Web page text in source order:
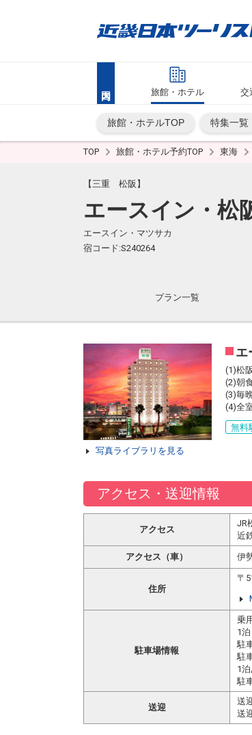
旅館・ホテル 交
旅館・ホテルTOP 特集一覧
TOP 旅館・ホテル予約TOP 東海
【三重 松阪】
エースイン・松
エースイン・マツサカ
宿コード:S240264
プラン一覧
写真ライブラリを見る
エ
(1)松
(2)朝
(3)毎
(4)全
無料
アクセス・送迎情報
アクセス
JR
近
アクセス（車） 伊
住所
〒
駐車場情報
乗
1
駐
駐
1
駐
送迎
送
送